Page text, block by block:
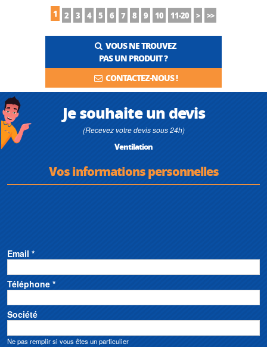
1
2 3 4 5 6 7 8 9 10 11-20 > >>
VOUS NE TROUVEZ
PAS UN PRODUIT ?
CONTACTEZ-NOUS !
Je souhaite un devis
(Recevez votre devis sous 24h)
Ventilation
Vos informations personnelles
Email *
Téléphone *
Société
Ne pas remplir si vous êtes un particulier